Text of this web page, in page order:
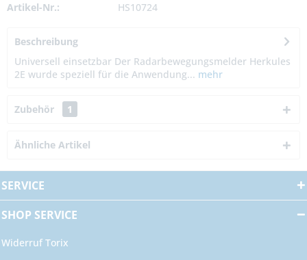
Artikel-Nr.: HS10724
Beschreibung
Universell einsetzbar Der Radarbewegungsmelder Herkules
2E wurde speziell für die Anwendung... mehr
Zubehör 1
Ähnliche Artikel
SERVICE
SHOP SERVICE
Widerruf Torix